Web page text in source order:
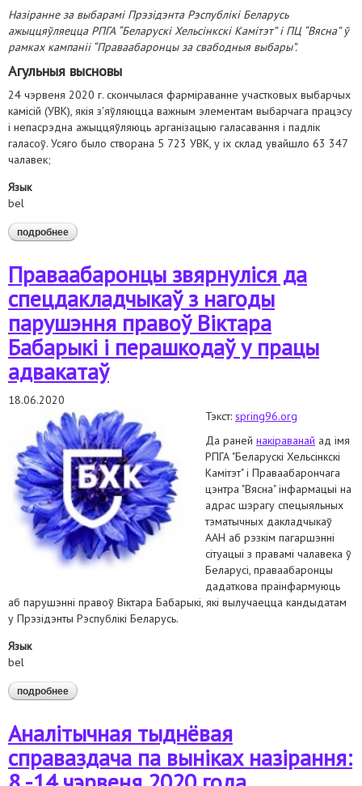
Назіранне за выбарамі Прэзідэнта Рэспублікі Беларусь
ажыццяўляецца РПГА “Беларускі Хельсінкскі Камітэт” і ПЦ “Вясна” ў
рамках кампаніі “Праваабаронцы за свабодныя выбары”.
Агульныя высновы
24 чэрвеня 2020 г. скончылася фарміраванне участковых выбарчых
камісій (УВК), якія з'яўляюцца важным элементам выбарчага працэсу
і непасрэдна ажыццяўляюць арганізацыю галасавання і падлік
галасоў. Усяго было створана 5 723 УВК, у іх склад увайшло 63 347
чалавек;
Язык
bel
подробнее о аналітычная справаздача аб назіранні за фарміраваннем
участковых выбарчых камісій
Праваабаронцы звярнуліся да
спецдакладчыкаў з нагоды
парушэння правоў Віктара
Бабарыкі і перашкодаў у працы
адвакатаў
18.06.2020
Тэкст: spring96.org
Да раней накіраванай ад імя
РПГА "Беларускі Хельсінкскі
Камітэт" і Праваабарончага
цэнтра "Вясна" інфармацыі на
адрас шэрагу спецыяльных
тэматычных дакладчыкаў
ААН аб рэзкім пагаршэнні
сітуацыі з правамі чалавека ў
Беларусі, праваабаронцы
дадаткова праінфармуюць
аб парушэнні правоў Віктара Бабарыкі, які вылучаецца кандыдатам
у Прэзідэнты Рэспублікі Беларусь.
Язык
bel
подробнее о праваабаронцы звярнуліся да спецдакладчыкаў з нагоды
парушэння правоў віктара бабарыкі і перашкодаў у працы
Аналітычная тыднёвая
справаздача па выніках назірання: